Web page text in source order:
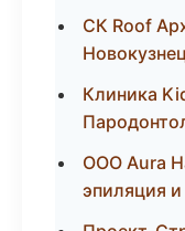
СК Roof
Клиника
ООО Aura
эпиляция